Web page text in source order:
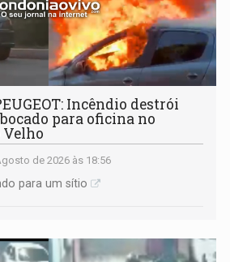
Incêndio destrói
para oficina no
Velho
de 2026 às 18:56
para um sítio